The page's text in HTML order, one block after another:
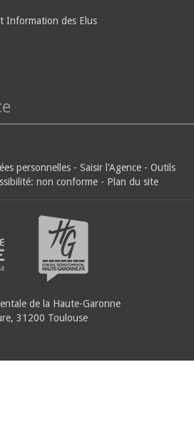
Information des Elus
personnelles - Saisir l'Agence - Outils
non conforme - Plan du site
de la Haute-Garonne
31200 Toulouse